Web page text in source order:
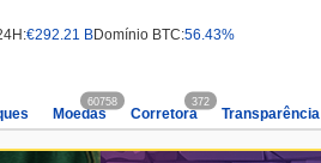
€292.21 BDomínio BTC:56.43%
Moedas
60758
Corretora
372
Transparência